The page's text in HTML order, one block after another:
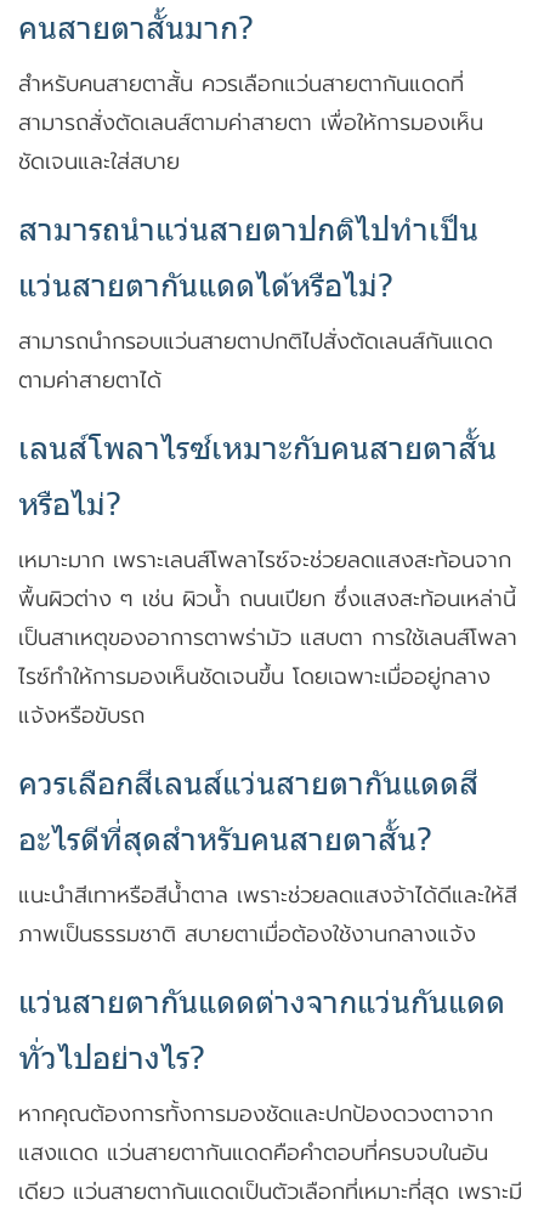
คนสายตาสั้นมาก?
สำหรับคนสายตาสั้น ควรเลือกแว่นสายตากันแดดที่
สามารถสั่งตัดเลนส์ตามค่าสายตา เพื่อให้การมองเห็น
ชัดเจนและใส่สบาย
สามารถนำแว่นสายตาปกติไปทำเป็น
แว่นสายตากันแดดได้หรือไม่?
สามารถนำกรอบแว่นสายตาปกติไปสั่งตัดเลนส์กันแดด
ตามค่าสายตาได้
เลนส์โพลาไรซ์เหมาะกับคนสายตาสั้น
หรือไม่?
เหมาะมาก เพราะเลนส์โพลาไรซ์จะช่วยลดแสงสะท้อนจาก
พื้นผิวต่าง ๆ เช่น ผิวน้ำ ถนนเปียก ซึ่งแสงสะท้อนเหล่านี้
เป็นสาเหตุของอาการตาพร่ามัว แสบตา การใช้เลนส์โพลา
ไรซ์ทำให้การมองเห็นชัดเจนขึ้น โดยเฉพาะเมื่ออยู่กลาง
แจ้งหรือขับรถ
ควรเลือกสีเลนส์แว่นสายตากันแดดสี
อะไรดีที่สุดสำหรับคนสายตาสั้น?
แนะนำสีเทาหรือสีน้ำตาล เพราะช่วยลดแสงจ้าได้ดีและให้สี
ภาพเป็นธรรมชาติ สบายตาเมื่อต้องใช้งานกลางแจ้ง
แว่นสายตากันแดดต่างจากแว่นกันแดด
ทั่วไปอย่างไร?
หากคุณต้องการทั้งการมองชัดและปกป้องดวงตาจาก
แสงแดด แว่นสายตากันแดดคือคำตอบที่ครบจบในอัน
เดียว แว่นสายตากันแดดเป็นตัวเลือกที่เหมาะที่สุด เพราะมี